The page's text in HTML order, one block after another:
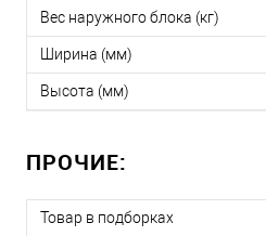
Вес наружного блока (кг)
Ширина (мм)
Высота (мм)
ПРОЧИЕ:
Товар в подборках